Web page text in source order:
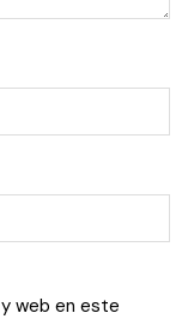
web en este